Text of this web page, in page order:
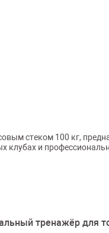
стеком 100 кг,
клубах и
тренажёр для